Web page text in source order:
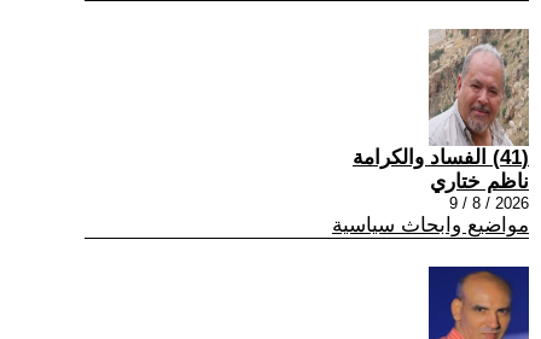
(41) الفساد والكرامة
ناظم ختاري
2026 / 8 / 9
مواضيع وابحاث سياسية